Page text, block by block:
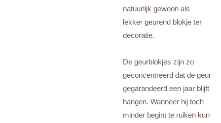
natuurlijk gewoon als
lekker geurend blokje ter
decoratie.
De geurblokjes zijn zo
geconcentreerd dat de geur
gegarandeerd een jaar blijft
hangen. Wanneer hij toch
minder begint te ruiken kun